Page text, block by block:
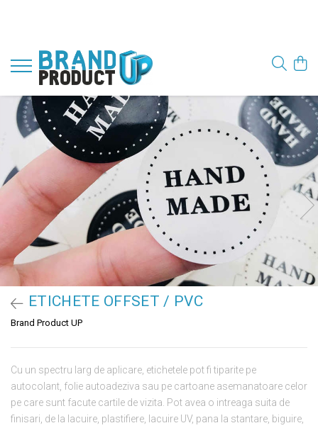
ETICHETE OFFSET / PVC
Brand Product UP
Cu un spectru larg de aplicare, etichetele pot fi tiparite pe
autocolant, folie autoadeziva sau pe cartoane asemanatoare celor
pe care sunt facute cartile de vizita. Pot avea o intreaga suita de
finisari, de la lacuire, plastifiere, lacuire UV, pana la stantare, biguire,